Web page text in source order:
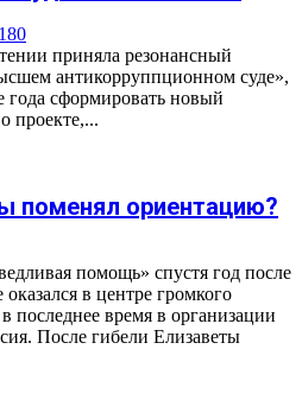
0
приняла резонансный
антикорруппционном суде»,
сформировать новый
проекте,...
поменял ориентацию?
помощь» спустя год после
в центре громкого
последнее время в организации
После гибели Елизаветы